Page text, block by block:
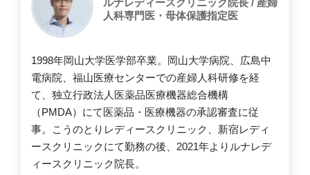
ルナレディースクリニック院長 / 産婦
人科専門医・母体保護指定医
1998年岡山大学医学部卒業。岡山大学病院、広島中
電病院、福山医療センターでの産婦人科研修を経
て、独立行政法人医薬品医療機器総合機構
（PMDA）にて医薬品・医療機器の承認審査に従
事。こうのとりレディースクリニック、新宿レディ
ースクリニックにて勤務の後、2021年よりルナレデ
ィースクリニック院長。